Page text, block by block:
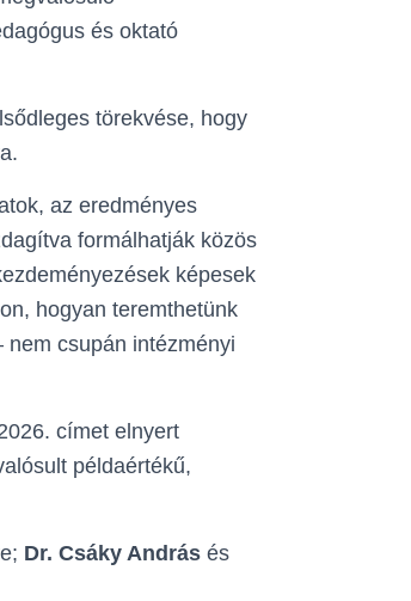
és oktató
törekvése, hogy
az eredményes
formálhatják közös
képesek
hogyan teremthetünk
csupán intézményi
címet elnyert
példaértékű,
Dr. Csáky András és